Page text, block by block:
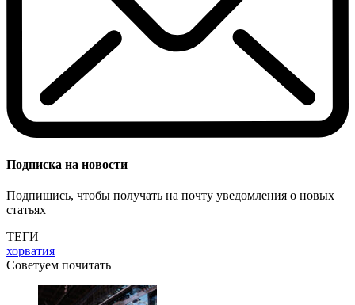
Подписка на новости
Подпишись, чтобы получать на почту уведомления о новых
статьях
ТЕГИ
хорватия
Советуем почитать